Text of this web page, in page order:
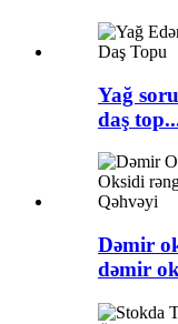
Yağ
daş
Dəmir
dəmir